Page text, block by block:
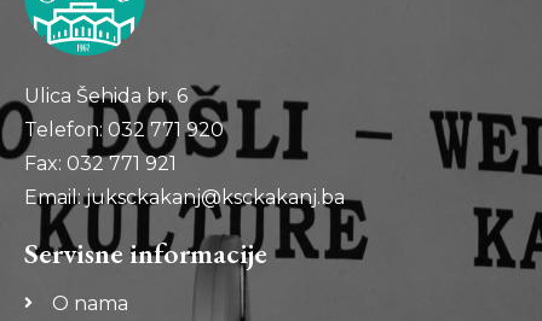
Ulica Šehida br. 6
Telefon: 032 771 920
Fax: 032 771 921
Email: juksckakanj@ksckakanj.ba
Servisne informacije
O nama